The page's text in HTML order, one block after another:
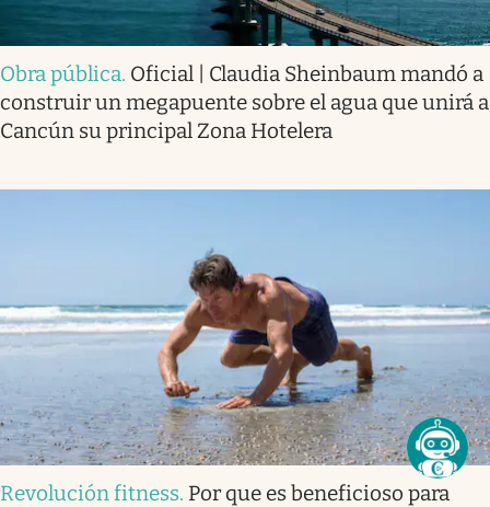
Obra pública. Oficial | Claudia Sheinbaum mandó a
construir un megapuente sobre el agua que unirá a
Cancún su principal Zona Hotelera
Revolución fitness. Por que es beneficioso para